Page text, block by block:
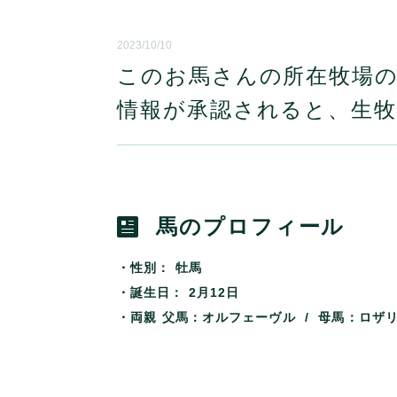
2023/10/10
このお馬さんの所在牧場
情報が承認されると、生
馬のプロフィール
・性別：
牡馬
・誕生日：
2月12日
・両親 父馬：オルフェーヴル / 母馬：ロザ